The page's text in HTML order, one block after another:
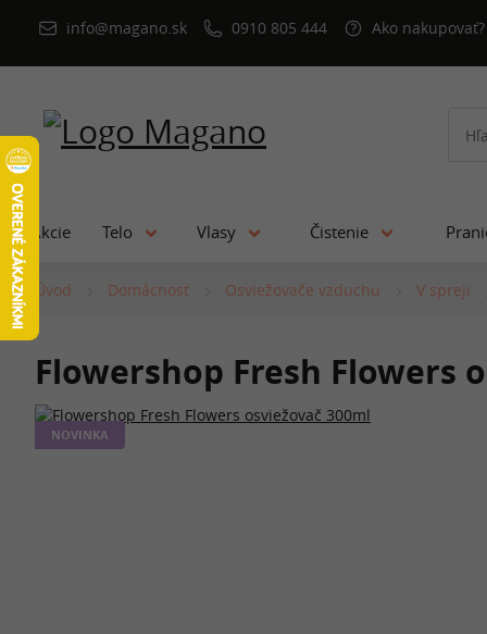
info@magano.sk 0910 805 444 Ako nakupovať?
Akcie Telo Vlasy Čistenie
Úvod Domácnosť Osviežovače vzduchu V spreji
Flowershop Fresh Flowers
NOVINKA